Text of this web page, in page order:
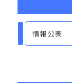
情報公表